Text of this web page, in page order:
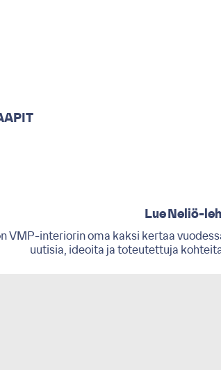
Lue Neliö-
VMP-interiorin oma kaksi kertaa
uutisia, ideoita ja toteutettuja